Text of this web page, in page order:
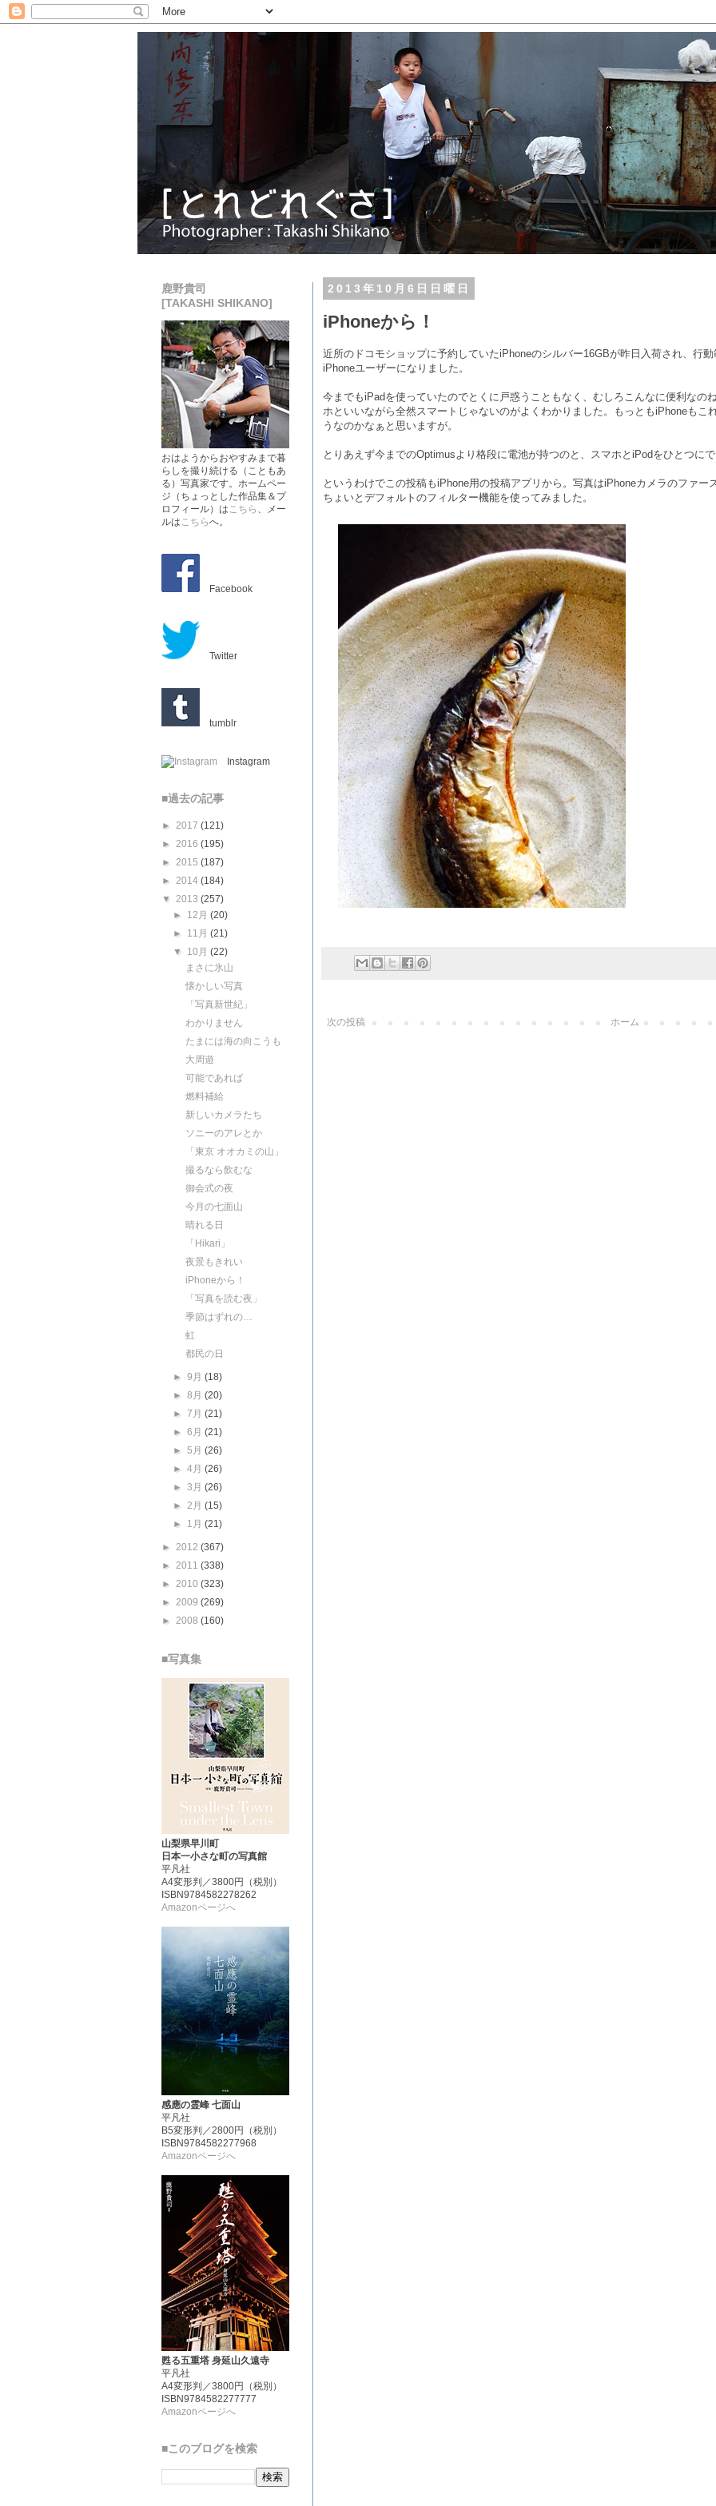
2013年10月6日日曜日
iPhoneから！
近所のドコモショップに予約していたiPhoneのシルバー16GBが昨日入荷され、行
iPhoneユーザーになりました。
今までもiPadを使っていたのでとくに戸惑うこともなく、むしろこんなに便利な
ホといいながら全然スマートじゃないのがよくわかりました。もっともiPhoneもこ
うなのかなぁと思いますが。
とりあえず今までのOptimusより格段に電池が持つのと、スマホとiPodをひとつに
というわけでこの投稿もiPhone用の投稿アプリから。写真はiPhoneカメラのファ
ちょいとデフォルトのフィルター機能を使ってみました。
次の投稿 ホーム
鹿野貴司
[TAKASHI SHIKANO]
おはようからおやすみまで暮
らしを撮り続ける（こともあ
る）写真家です。ホームペー
ジ（ちょっとした作品集＆プ
ロフィール）はこちら 、メー
ルはこちらへ。
Facebook
Twitter
tumblr
Instagram
■過去の記事
► 2017 (121)
► 2016 (195)
► 2015 (187)
► 2014 (184)
▼ 2013 (257)
► 12月(20)
► 11月(21)
▼ 10月(22)
まさに氷山
懐かしい写真
「写真新世紀」
わかりません
たまには海の向こうも
大周遊
可能であれば
燃料補給
新しいカメラたち
ソニーのアレとか
「東京 オオカミの山」
撮るなら飲むな
御会式の夜
今月の七面山
晴れる日
「Hikari」
夜景もきれい
iPhoneから！
「写真を読む夜」
季節はずれの…
虹
都民の日
►9月(18)
►8月(20)
►7月(21)
►6月(21)
►5月(26)
►4月(26)
►3月(26)
►2月(15)
► 1月(21)
► 2012 (367)
► 2011 (338)
► 2010 (323)
► 2009 (269)
► 2008 (160)
■写真集
山梨県早川町
日本一小さな町の写真館
平凡社
A4変形判／3800円（税別）
ISBN9784582278262
Amazonページへ
感應の霊峰 七面山
平凡社
B5変形判／2800円（税別）
ISBN9784582277968
Amazonページへ
甦る五重塔 身延山久遠寺
平凡社
A4変形判／3800円（税別）
ISBN9784582277777
Amazonページへ
■このブログを検索